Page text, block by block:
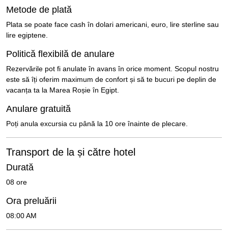
Metode de plată
Plata se poate face cash în dolari americani, euro, lire sterline sau
lire egiptene.
Politică flexibilă de anulare
Rezervările pot fi anulate în avans în orice moment. Scopul nostru
este să îți oferim maximum de confort și să te bucuri pe deplin de
vacanța ta la Marea Roșie în Egipt.
Anulare gratuită
Poți anula excursia cu până la 10 ore înainte de plecare.
Transport de la și către hotel
Durată
08 ore
Ora preluării
08:00 AM